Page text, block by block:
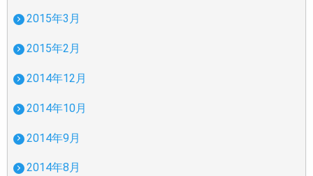
2015年3月
2015年2月
2014年12月
2014年10月
2014年9月
2014年8月